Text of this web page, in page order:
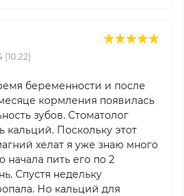
(10:22)
беременности и после
кормления появилась
зубов. Стоматолог
Поскольку этот
хелат я уже знаю много
начала пить его по 2
Спустя недельку
Но кальций для